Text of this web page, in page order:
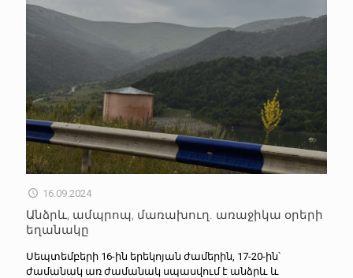
16.09.2024
Անձրև, ամպրոպ, մառախուղ. առաջիկա օրերի
եղանակը
Սեպտեմբերի 16-ին երեկոյան ժամերին, 17-20-ին՝
ժամանակ առ ժամանակ սպասվում է անձրև և